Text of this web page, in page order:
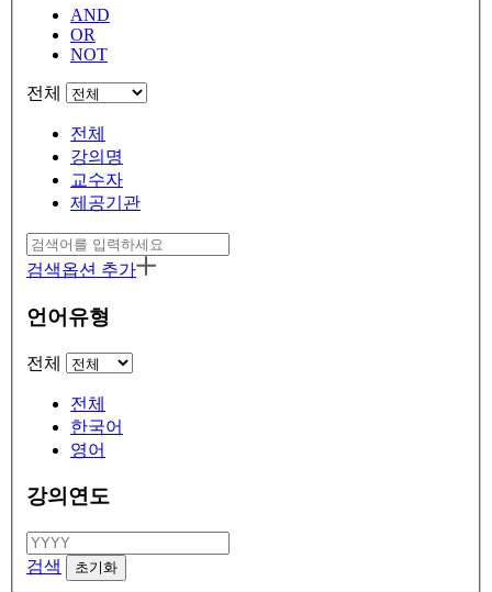
AND
OR
NOT
전체
전체
강의명
교수자
제공기관
검색옵션 추가
언어유형
전체
전체
한국어
영어
강의연도
검색